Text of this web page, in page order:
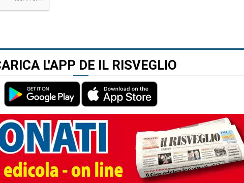
L'APP DE IL RISVEGLIO